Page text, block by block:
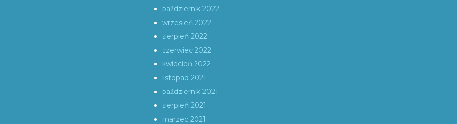
październik 2022
wrzesień 2022
sierpień 2022
czerwiec 2022
kwiecień 2022
listopad 2021
październik 2021
sierpień 2021
marzec 2021